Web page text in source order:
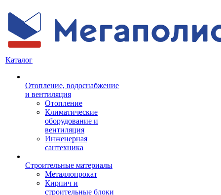
Каталог
Отопление, водоснабжение
и вентиляция
Отопление
Климатические
оборудование и
вентиляция
Инженерная
сантехника
Строительные материалы
Металлопрокат
Кирпич и
строительные блоки